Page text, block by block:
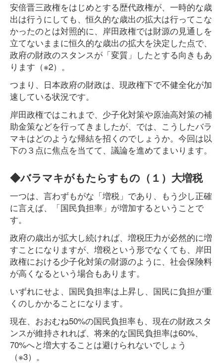
安倍晋三政権をはじめとする歴代政権が、一時的な歳
出は行うにしても、恒久的な歳出の拡大は行ってこな
かったのとは対照的に、岸田政権では財源の見通しを
立てないままに恒久的な歳出の拡大を決定した点で、
政府の財政のスタンスが「変質」したとする向きもあ
ります（※2）。
つまり、日本政府の財政は、現政権下で不健全化が加
速している状況です。
岸田政権ではこれまで、少子化対策や原油高対策の補
助金策などを行ってきましたが、では、こうしたバラ
マキはどのような帰結を招くのでしょうか。今回は以
下の３点に焦点を当てて、議論を進めてまいります。
◆バラマキがもたらすもの（１）大増税
一つは、言わずもがな「増税」であり、もう少し正確
に言えば、「国民負担率」が増加するということで
す。
政府の歳出が拡大し続ければ、増税圧力が必然的に増
すことになりますが、増税という形でなくても、岸田
政権における少子化対策の財源のように、社会保険料
が高くなるという場合もあります。
いずれにせよ、国民負担率は上昇し、国民に負担が重
くのしかかることになります。
現在、おおむね50%の国民負担率も、現在の財政スタ
ンスが維持されれば、将来的な国民負担率は60%、
70%へと増大することは避けられないでしょう
（※3）。